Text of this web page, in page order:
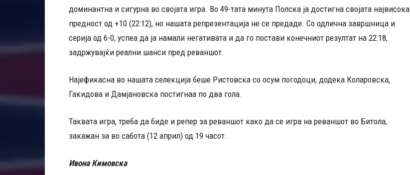
доминантна и сигурна во својата игра. Во 49-тата минута Полска ја достигна својата највисока
предност од +10 (22:12), но нашата репрезентација не се предаде. Со одлична завршница и
серија од 6-0, успеа да ја намали негативата и да го постави конечниот резултат на 22:18,
задржувајќи реални шанси пред реваншот.
Најефикасна во нашата селекција беше Ристовска со осум погодоци, додека Коларовска,
Гакидова и Дамјановска постигнаа по два гола.
Таквата игра, треба да биде и репер за реваншот како да се игра на реваншот во Битола,
закажан за во сабота (12 април) од 19 часот.
Ивона Кимовска